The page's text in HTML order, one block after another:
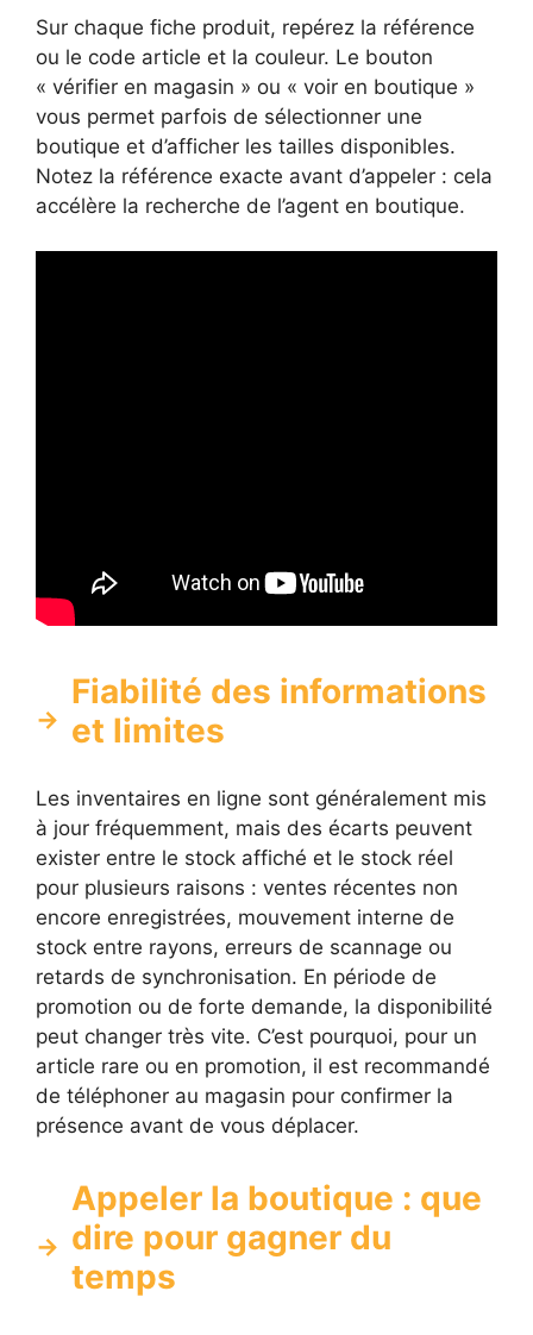
Sur chaque fiche produit, repérez la référence
ou le code article et la couleur. Le bouton
« vérifier en magasin » ou « voir en boutique »
vous permet parfois de sélectionner une
boutique et d’afficher les tailles disponibles.
Notez la référence exacte avant d’appeler : cela
accélère la recherche de l’agent en boutique.
Fiabilité des informations
et limites
Les inventaires en ligne sont généralement mis
à jour fréquemment, mais des écarts peuvent
exister entre le stock affiché et le stock réel
pour plusieurs raisons : ventes récentes non
encore enregistrées, mouvement interne de
stock entre rayons, erreurs de scannage ou
retards de synchronisation. En période de
promotion ou de forte demande, la disponibilité
peut changer très vite. C’est pourquoi, pour un
article rare ou en promotion, il est recommandé
de téléphoner au magasin pour confirmer la
présence avant de vous déplacer.
Appeler la boutique : que
dire pour gagner du
temps